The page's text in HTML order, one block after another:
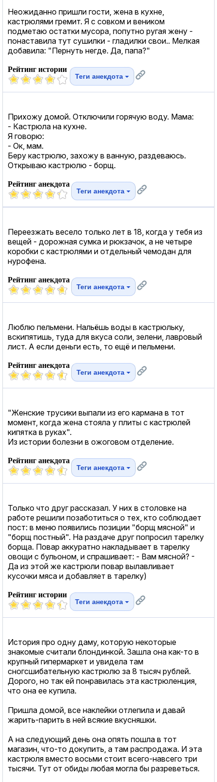
Неожиданно пришли гости, жена в кухне,
кастрюлями гремит. Я с совком и веником
подметаю остатки мусора, попутно ругая жену -
понаставила тут сушилки - гладилки свои.. Мелкая
добавила: "Пернуть негде. Да, папа?"
Рейтинг истории
Теги анекдота
Прихожу домой. Отключили горячую воду. Мама:
- Кастрюла на кухне.
Я говорю:
- Ок, мам.
Беру кастрюлю, захожу в ванную, раздеваюсь.
Открываю кастрюлю - борщ.
Рейтинг анекдота
Теги анекдота
Переезжать весело только лет в 18, когда у тебя из
вещей - дорожная сумка и рюкзачок, а не четыре
коробки с кастрюлями и отдельный чемодан для
нурофена.
Рейтинг анекдота
Теги анекдота
Люблю пельмени. Нальёшь воды в кастрюльку,
вскипятишь, туда для вкуса соли, зелени, лавровый
лист. А если деньги есть, то ещё и пельмени.
Рейтинг анекдота
Теги анекдота
"Женские трусики выпали из его кармана в тот
момент, когда жена стояла у плиты с кастрюлей
кипятка в руках".
Из истории болезни в ожоговом отделение.
Рейтинг анекдота
Теги анекдота
Только что друг рассказал. У них в столовке на
работе решили позаботиться о тех, кто соблюдает
пост: в меню появились позиции "борщ мясной" и
"борщ постный". На раздаче друг попросил тарелку
борща. Повар аккуратно накладывает в тарелку
овощи с бульоном, и спрашивает: - Вам мясной? -
Да из этой же кастрюли повар вылавливает
кусочки мяса и добавляет в тарелку)
Рейтинг истории
Теги анекдота
История про одну даму, которую некоторые
знакомые считали блондинкой. Зашла она как-то в
крупный гипермаркет и увидела там
сногсшибательную кастрюлю за 8 тысяч рублей.
Дорого, но так ей понравилась эта кастрюленция,
что она ее купила.
Пришла домой, все наклейки отлепила и давай
жарить-парить в ней всякие вкусняшки.
А на следующий день она опять пошла в тот
магазин, что-то докупить, а там распродажа. И эта
кастрюля вместо восьми стоит всего-навсего три
тысячи. Тут от обиды любая могла бы разреветься.